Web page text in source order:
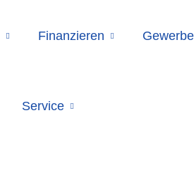
Finanzieren Gewerbe
Service